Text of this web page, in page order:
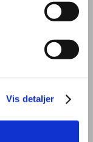
Vis detaljer
KONTAKT
viden om mundtlig